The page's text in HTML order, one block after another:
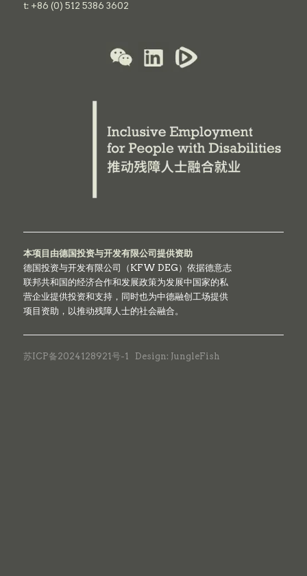
t: +86 (0) 512 5386 3602
本项目由德国投资与开发有限公司提供资助
德国投资与开发有限公司（KFW DEG）依据德意志
联邦共和国的经济合作和发展政策为发展中国家的私
营企业提供投资和支持，同时也为中德融创工场提供
项目资助，以推动残障人士的社会融合。
苏ICP备2024128921号-1 Design: JungleFish